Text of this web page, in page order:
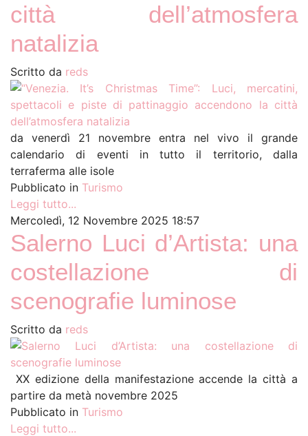
città dell’atmosfera
natalizia
Scritto da reds
da venerdì 21 novembre entra nel vivo il grande
calendario di eventi in tutto il territorio, dalla
terraferma alle isole
Pubblicato in Turismo
Leggi tutto...
Mercoledì, 12 Novembre 2025 18:57
Salerno Luci d’Artista: una
costellazione di
scenografie luminose
Scritto da reds
XX edizione della manifestazione accende la città a
partire da metà novembre 2025
Pubblicato in Turismo
Leggi tutto...